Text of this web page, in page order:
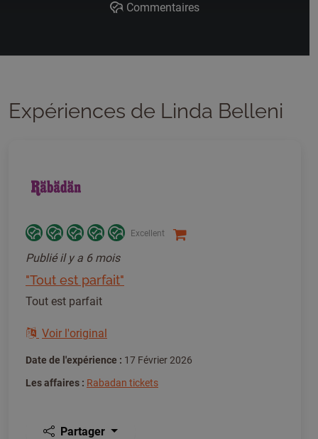
Commentaires
Expériences de Linda Belleni
Excellent
Publiéil y a 6 mois
"Tout est parfait"
Tout est parfait
Voir l'original
Date de l'expérience : 17 Février 2026
Les affaires : Rabadan tickets
Partager